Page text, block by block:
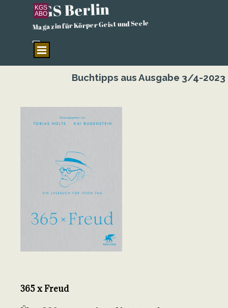
Direkt zum Seiteninhalt
KGS Berlin
Magazin für Körper Geist und Seele
KGS
ABO
Menü überspringen
Buchtipps aus Ausgabe 3/4-2023
365 x Freud